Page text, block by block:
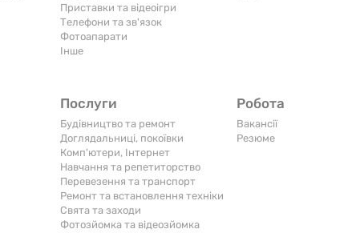
Приставки та відеоігри
Телефони та зв'язок
Фотоапарати
Iнше
Послуги
Будівництво та ремонт
Доглядальниці, покоївки
Комп'ютери, Інтернет
Навчання та репетиторство
Перевезення та транспорт
Ремонт та встановлення техніки
Свята та заходи
Фотозйомка та відеозйомка
Робота
Вакансії
Резюме